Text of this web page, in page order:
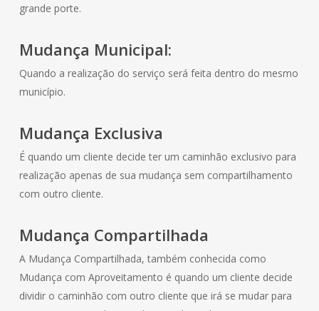
grande porte.
Mudança Municipal:
Quando a realização do serviço será feita dentro do mesmo
município.
Mudança Exclusiva
É quando um cliente decide ter um caminhão exclusivo para
realização apenas de sua mudança sem compartilhamento
com outro cliente.
Mudança Compartilhada
A Mudança Compartilhada, também conhecida como
Mudança com Aproveitamento é quando um cliente decide
dividir o caminhão com outro cliente que irá se mudar para